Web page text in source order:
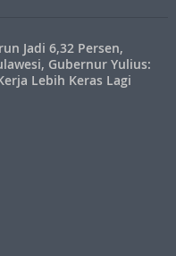
Jadi 6,32 Persen,
Gubernur Yulius:
Lebih Keras Lagi